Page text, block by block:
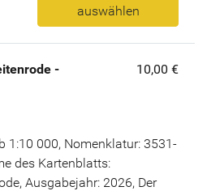
auswählen
-
10,00 €
1:10 000, Nomenklatur: 3531-
des Kartenblatts:
Ausgabejahr: 2026, Der